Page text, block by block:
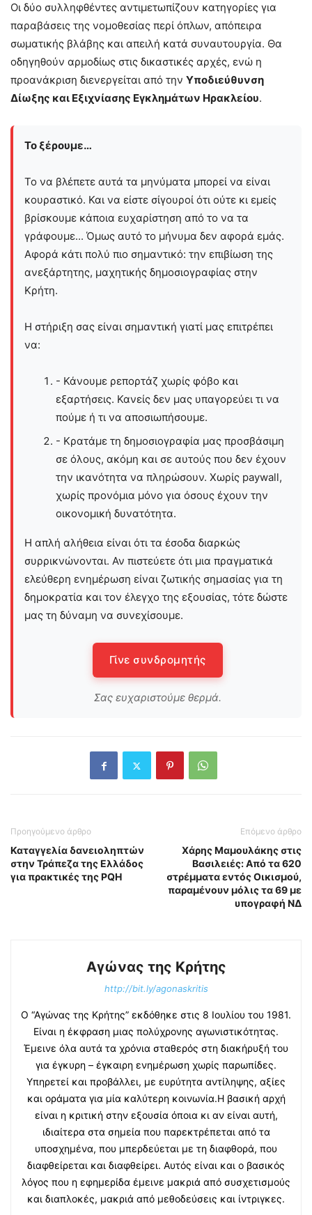
Οι δύο συλληφθέντες αντιμετωπίζουν κατηγορίες για
παραβάσεις της νομοθεσίας περί όπλων, απόπειρα
σωματικής βλάβης και απειλή κατά συναυτουργία. Θα
οδηγηθούν αρμοδίως στις δικαστικές αρχές, ενώ η
προανάκριση διενεργείται από την Υποδιεύθυνση
Δίωξης και Εξιχνίασης Εγκλημάτων Ηρακλείου.
Το ξέρουμε…
Το να βλέπετε αυτά τα μηνύματα μπορεί να είναι
κουραστικό. Και να είστε σίγουροί ότι ούτε κι εμείς
βρίσκουμε κάποια ευχαρίστηση από το να τα
γράφουμε... Όμως αυτό το μήνυμα δεν αφορά εμάς.
Αφορά κάτι πολύ πιο σημαντικό: την επιβίωση της
ανεξάρτητης, μαχητικής δημοσιογραφίας στην
Kρήτη.
Η στήριξη σας είναι σημαντική γιατί μας επιτρέπει
να:
- Κάνουμε ρεπορτάζ χωρίς φόβο και
εξαρτήσεις. Κανείς δεν μας υπαγορεύει τι να
πούμε ή τι να αποσιωπήσουμε.
- Κρατάμε τη δημοσιογραφία μας προσβάσιμη
σε όλους, ακόμη και σε αυτούς που δεν έχουν
την ικανότητα να πληρώσουν. Χωρίς paywall,
χωρίς προνόμια μόνο για όσους έχουν την
οικονομική δυνατότητα.
Η απλή αλήθεια είναι ότι τα έσοδα διαρκώς
συρρικνώνονται. Αν πιστεύετε ότι μια πραγματικά
ελεύθερη ενημέρωση είναι ζωτικής σημασίας για τη
δημοκρατία και τον έλεγχο της εξουσίας, τότε δώστε
μας τη δύναμη να συνεχίσουμε.
Γίνε συνδρομητής
Σας ευχαριστούμε θερμά.
Προηγούμενο άρθρο
Καταγγελία δανειοληπτών
στην Τράπεζα της Ελλάδος
για πρακτικές της PQH
Επόμενο άρθρο
Χάρης Μαμουλάκης στις
Βασιλειές: Από τα 620
στρέμματα εντός Οικισμού,
παραμένουν μόλις τα 69 με
υπογραφή ΝΔ
Αγώνας της Κρήτης
http://bit.ly/agonaskritis
Ο “Αγώνας της Κρήτης” εκδόθηκε στις 8 Ιουλίου του 1981.
Είναι η έκφραση μιας πολύχρονης αγωνιστικότητας.
Έμεινε όλα αυτά τα χρόνια σταθερός στη διακήρυξή του
για έγκυρη – έγκαιρη ενημέρωση χωρίς παρωπίδες.
Υπηρετεί και προβάλλει, με ευρύτητα αντίληψης, αξίες
και οράματα για μία καλύτερη κοινωνία.Η βασική αρχή
είναι η κριτική στην εξουσία όποια κι αν είναι αυτή,
ιδιαίτερα στα σημεία που παρεκτρέπεται από τα
υποσχημένα, που μπερδεύεται με τη διαφθορά, που
διαφθείρεται και διαφθείρει. Αυτός είναι και ο βασικός
λόγος που η εφημερίδα έμεινε μακριά από συσχετισμούς
και διαπλοκές, μακριά από μεθοδεύσεις και ίντριγκες.